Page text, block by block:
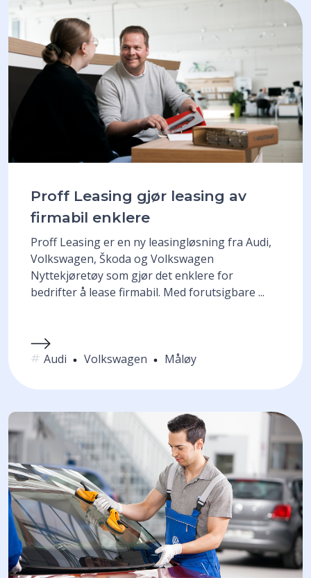
Proff Leasing gjør leasing av
firmabil enklere
Proff Leasing er en ny leasingløsning fra Audi,
Volkswagen, Škoda og Volkswagen
Nyttekjøretøy som gjør det enklere for
bedrifter å lease firmabil. Med forutsigbare ...
Audi Volkswagen Måløy